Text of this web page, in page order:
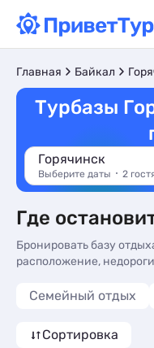
Главная Байкал
Турбазы
Горячинск
Выберите даты 2
Где
Бронировать базу
расположение,
более 10 вариантов, от
Семейный отдых
Сортировка